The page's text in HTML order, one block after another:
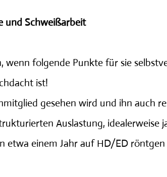
und Schweißarbeit
folgende Punkte für sie
ist!
gesehen wird und ihn auch
Auslastung, idealerweise
etwa einem Jahr auf HD/ED röntgen